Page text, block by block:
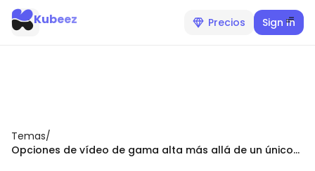
Precios Sign In
Kubeez
Temas/
Opciones de vídeo de gama alta más allá de un único